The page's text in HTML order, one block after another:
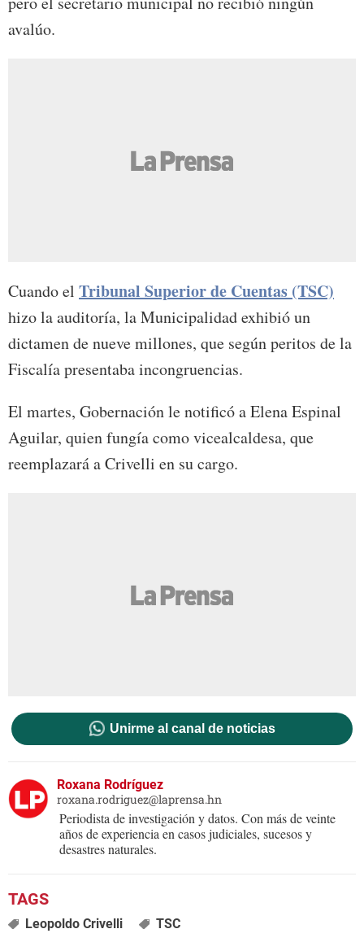
avalúo.
Cuando el Tribunal Superior de Cuentas (TSC)
hizo la auditoría, la Municipalidad exhibió un
dictamen de nueve millones, que según peritos de la
Fiscalía presentaba incongruencias.
El martes, Gobernación le notificó a Elena Espinal
Aguilar, quien fungía como vicealcaldesa, que
reemplazará a Crivelli en su cargo.
Unirme al canal de noticias
Roxana Rodríguez
roxana.rodriguez@laprensa.hn
Periodista de investigación y datos. Con más de veinte
años de experiencia en casos judiciales, sucesos y
desastres naturales.
Leopoldo Crivelli TSC